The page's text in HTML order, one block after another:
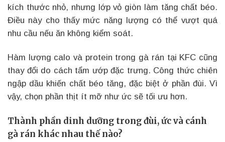
kích thước nhỏ, nhưng lớp vỏ giòn làm tăng chất béo.
Điều này cho thấy mức năng lượng có thể vượt quá
nhu cầu nếu ăn không kiểm soát.
Hàm lượng calo và protein trong gà rán tại KFC cũng
thay đổi do cách tẩm ướp đặc trưng. Công thức chiên
ngập dầu khiến chất béo tăng, đặc biệt ở phần đùi. Vì
vậy, chọn phần thịt ít mỡ như ức sẽ tối ưu hơn.
Thành phần dinh dưỡng trong đùi, ức và cánh
gà rán khác nhau thế nào?